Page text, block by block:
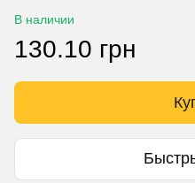
В наличии
130.10 грн